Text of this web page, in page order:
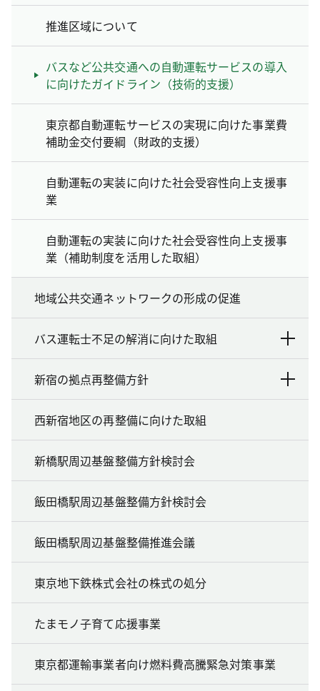
推進区域について
バスなど公共交通への自動運転サービスの導入
に向けたガイドライン（技術的支援）
東京都自動運転サービスの実現に向けた事業費
補助金交付要綱（財政的支援）
自動運転の実装に向けた社会受容性向上支援事
業
自動運転の実装に向けた社会受容性向上支援事
業（補助制度を活用した取組）
地域公共交通ネットワークの形成の促進
バス運転士不足の解消に向けた取組
新宿の拠点再整備方針
西新宿地区の再整備に向けた取組
新橋駅周辺基盤整備方針検討会
飯田橋駅周辺基盤整備方針検討会
飯田橋駅周辺基盤整備推進会議
東京地下鉄株式会社の株式の処分
たまモノ子育て応援事業
東京都運輸事業者向け燃料費高騰緊急対策事業